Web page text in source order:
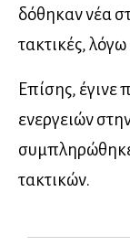
δόθηκαν νέα
τακτικές,
Επίσης, έγινε
ενεργειών
τακτικών.